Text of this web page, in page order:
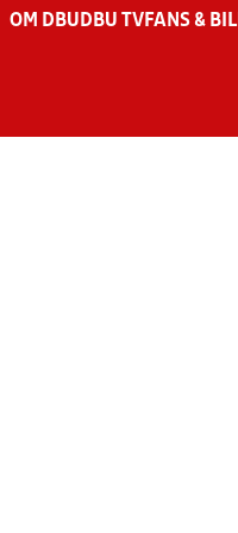
OM DBU DBU TV FANS &